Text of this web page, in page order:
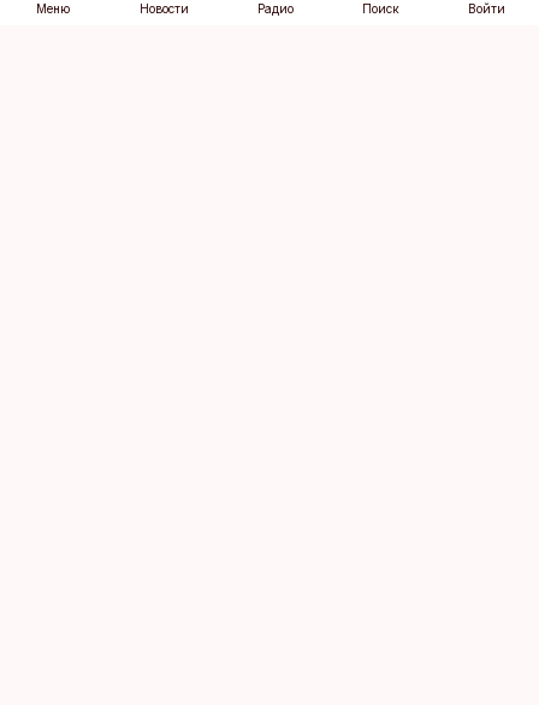
Меню Новости Радио Поиск Войти